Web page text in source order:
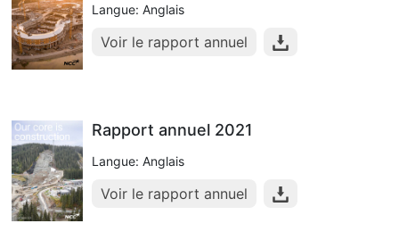
Langue: Anglais
Voir le rapport annuel
Rapport annuel 2021
Langue: Anglais
Voir le rapport annuel